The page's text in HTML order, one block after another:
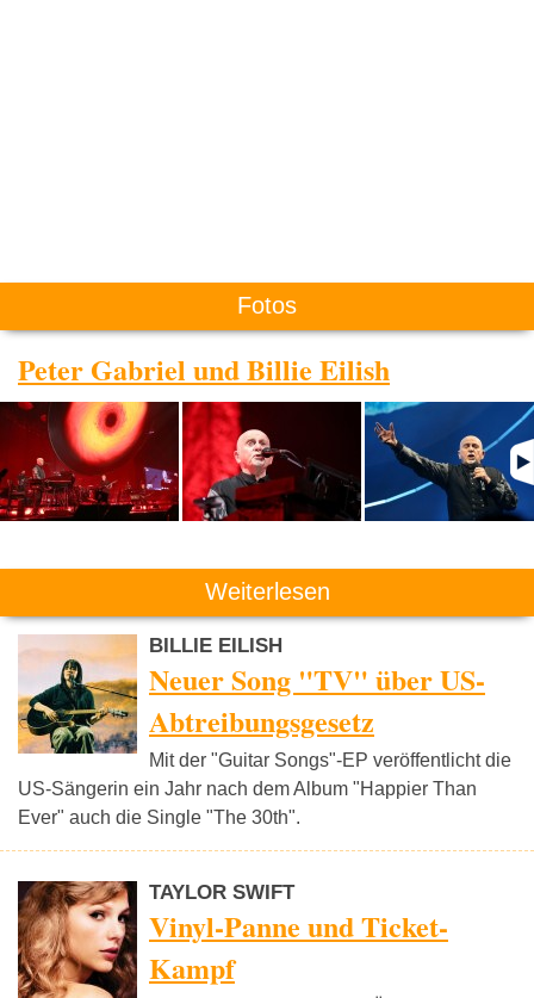
Fotos
Peter Gabriel und Billie Eilish
Weiterlesen
BILLIE EILISH
Neuer Song "TV" über US-
Abtreibungsgesetz
Mit der "Guitar Songs"-EP veröffentlicht die
US-Sängerin ein Jahr nach dem Album "Happier Than
Ever" auch die Single "The 30th".
TAYLOR SWIFT
Vinyl-Panne und Ticket-
Kampf